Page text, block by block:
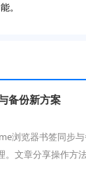
。
备份新方案
浏览器书签同步
。文章分享操作方